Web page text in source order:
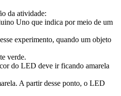
da atividade:
Uno que indica por meio de um
experimento, quando um objeto
verde.
do LED deve ir ficando amarela
A partir desse ponto, o LED